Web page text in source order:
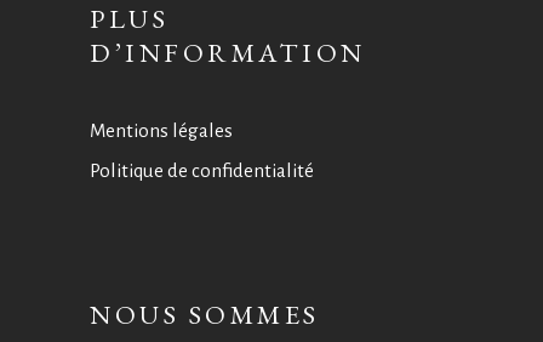
PLUS
D’INFORMATION
Mentions légales
Politique de confidentialité
NOUS SOMMES